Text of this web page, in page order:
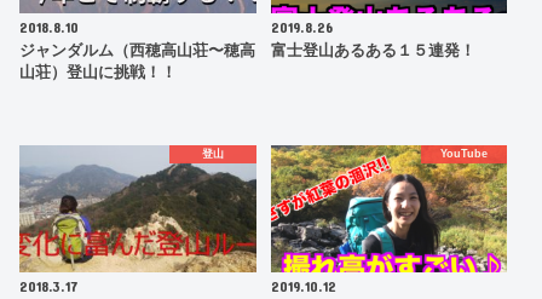
2018.8.10
ジャンダルム（西穂高山荘〜穂高
山荘）登山に挑戦！！
2019.8.26
富士登山あるある１５連発！
登山
2018.3.17
YouTube
2019.10.12